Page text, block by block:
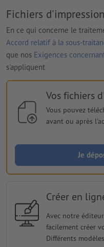
Fichiers d'impression
En ce qui concerne le
Accord relatif à la sous-
que nos Exigences
s'appliquent
Vos fichiers
Vous pouvez
avant ou après
Je
Créer en
Avec notre
facilement créer
Différents